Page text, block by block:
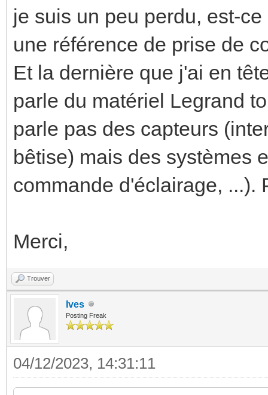
je suis un peu perdu, est-
une référence de prise de
Et la dernière que j'ai en
parle du matériel Legrand
parle pas des capteurs
bêtise) mais des systèmes
commande d'éclairage, ...).
Merci,
Trouver
Ives
Posting Freak
04/12/2023, 14:31:11